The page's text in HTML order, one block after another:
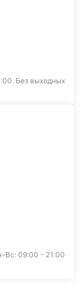
Без выходных
Вс: 09:00 - 21:00